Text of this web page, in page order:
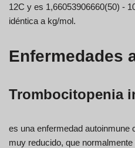
12C y es 1,66053906660(50) -
idéntica a kg/mol.
Enfermedades
Trombocitopenia
es una enfermedad autoinmune
muy reducido, que